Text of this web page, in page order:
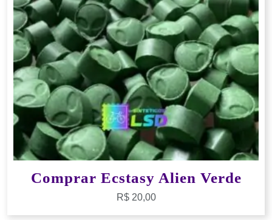
Comprar Ecstasy Alien Verde
R$20,00